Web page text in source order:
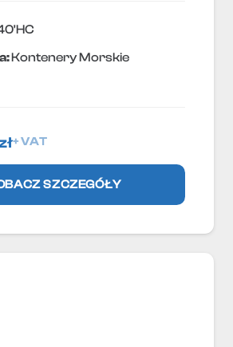
Kontenery Morskie
+ VAT
SZCZEGÓŁY